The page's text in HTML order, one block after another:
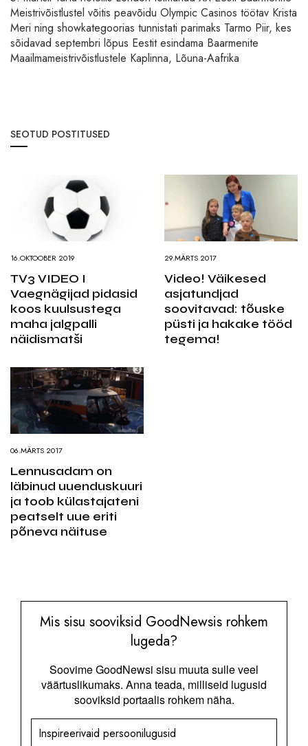
Meistrivõistlustel võitis peavõidu Olympic Casinos töötav Krista
Meri ning showkategoorias tunnistati parimaks Tarmo Piir, kes
sõidavad septembri lõpus Eestit esindama Baarmenite
Maailmameistrivõistlustele Kaplinna, Lõuna-Aafrika
SEOTUD POSTITUSED
16.OKTOOBER 2019
TV3 VIDEO I
Vaegnägijad pidasid
koos kuulsustega
maha jalgpalli
näidismatši
29.MÄRTS 2017
Video! Väikesed
asjatundjad
soovitavad: tõuske
püsti ja hakake tööd
tegema!
06.MÄRTS 2017
Lennusadam on
läbinud uuenduskuuri
ja toob külastajateni
peatselt uue eriti
põneva näituse
Mis sisu sooviksid GoodNewsis rohkem
lugeda?
Soovime GoodNewsi sisu muuta sulle veel
väärtuslikumaks. Anna teada, milliseid lugusid
sooviksid portaalis rohkem näha.
Inspireerivaid persoonilugusid